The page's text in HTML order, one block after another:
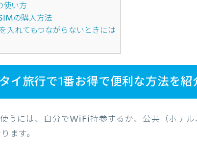
使い方
の購入方法
入れてもつながらないときには
イ旅行で1番お得で便利な方法を紹
うには、自分でWiFi持参するか、公共（ホテル
ます。